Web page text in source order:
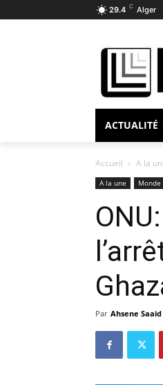
29.4 C Alger
ACTUALITÉ
Accueil A la
A la une Monde
Par Ahsene Saaid